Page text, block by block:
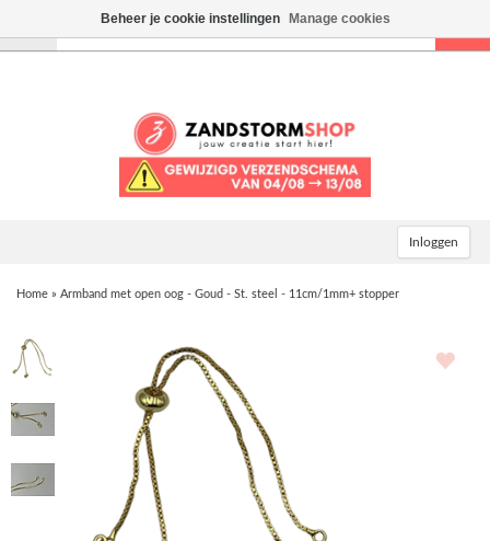
Inloggen
Home » Armband met open oog - Goud - St. steel - 11cm/1mm+ stopper
Beheer je cookie instellingen Manage cookies